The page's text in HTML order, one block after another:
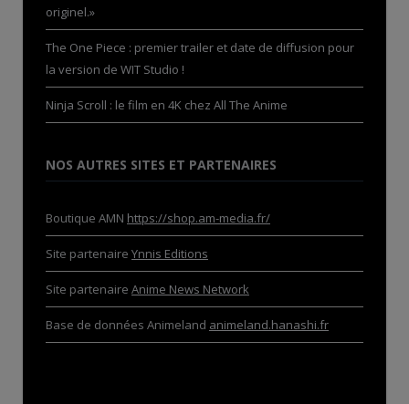
originel.»
The One Piece : premier trailer et date de diffusion pour
la version de WIT Studio !
Ninja Scroll : le film en 4K chez All The Anime
NOS AUTRES SITES ET PARTENAIRES
Boutique AMN https://shop.am-media.fr/
Site partenaire Ynnis Editions
Site partenaire Anime News Network
Base de données Animeland animeland.hanashi.fr